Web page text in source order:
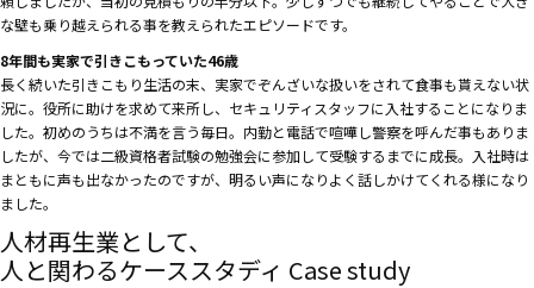
な壁も乗り越えられる事を教えられたエピソードです。
8年間も実家で引きこもっていた46歳
長く続いた引きこもり生活の末、実家でぞんざいな扱いをされて食事も貰えない状
況に。役所に助けを求めて来所し、セキュリティスタッフに入社することになりま
した。初めのうちは不満を言う毎日。内勤と電話で喧嘩し警察を呼んだ事もありま
したが、今では二級資格者試験の勉強会に参加して受験するまでに成長。入社時は
まともに声も出なかったのですが、明るい声になりよく話しかけてくれる様になり
ました。
人材再生業として、
人と関わるケーススタディ Case study